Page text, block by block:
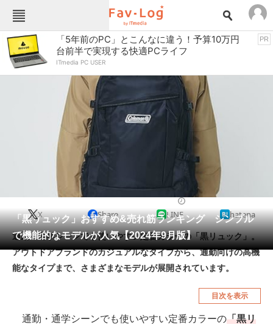
Fav-Logカテゴリー一覧
TOP アウトドア用品
インテリア・収納 おもちゃ・ホビー
キッチン家電
ゲーム
コンテンツ・サービス
パソコン・タブレット
ペット 家電
工具・DIY 本・DVD・CD
生活家電 生活用品
腕時計 車・バイク
「5年前のPC」とこんなに違う！予算10万円
台前半で実現する快適PCライフ
ITmedia PC USER
PR
「黒リュック」おすすめ&売れ筋ランキング シンプル
で機能的なモデルが人気【2024年9月版】
X Share LINE hatena
通勤・通学シーンでも使いやすい定番カラーの「黒リュック」。
アウトドアブランドのカジュアルなタイプから、通勤向けの高機
能なタイプまで、さまざまなモデルが展開されています。
目次を表示
通勤・通学シーンでも使いやすい定番カラーの「黒リ